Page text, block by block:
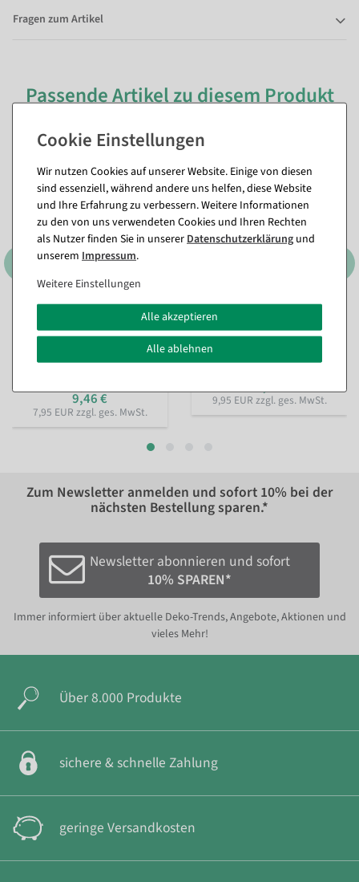
Fragen zum Artikel
Passende Artikel zu diesem Produkt
%
LED Wachskerzen rund 10
cm Ø, Farbe: rot
9,46 €
7,95 EUR zzgl. ges. MwSt.
Deko Herz-Stempel 25 cm Ø
Sofort versandfähig.
11,84 €
9,95 EUR zzgl. ges. MwSt.
Zum Newsletter anmelden und sofort 10% bei der
nächsten Bestellung sparen.*
Newsletter abonnieren und sofort
10% SPAREN*
Immer informiert über aktuelle Deko-Trends, Angebote, Aktionen und
vieles Mehr!
Über 8.000 Produkte
sichere & schnelle Zahlung
geringe Versandkosten
Wir nutzen Cookies auf unserer Website. Einige von diesen
sind essenziell, während andere uns helfen, diese Website
und Ihre Erfahrung zu verbessern. Weitere Informationen
zu den von uns verwendeten Cookies und Ihren Rechten
als Nutzer finden Sie in unsererDaten­schutz­erklärung und
unserem Impressum.
Weitere Einstellungen
Alle akzeptieren
Alle ablehnen